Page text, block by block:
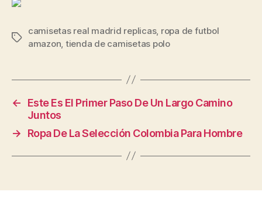
Etiquetas
camisetas real madrid replicas, ropa de futbol
amazon tienda de camisetas polo
←
Este Es El Primer Paso De Un Largo Camino
Juntos
→
Ropa De La Selección Colombia Para Hombre